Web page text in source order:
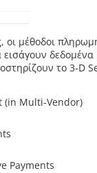
οι μέθοδοι
δεδομένα
το 3-D
(in Multi-Vendor)
Payments